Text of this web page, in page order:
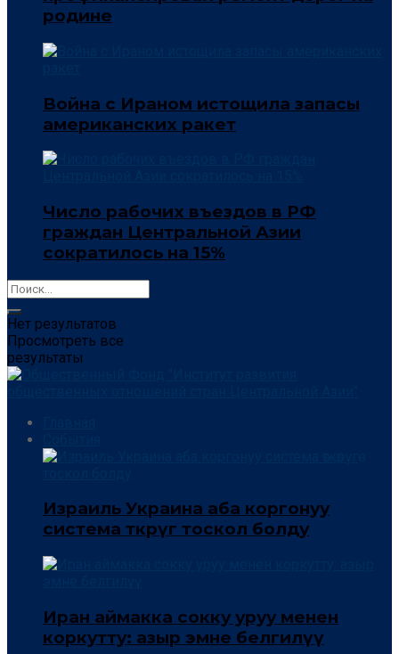
родине
Война с Ираном истощила запасы
американских ракет
Число рабочих въездов в РФ
граждан Центральной Азии
сократилось на 15%
Нет результатов
Просмотреть все
результаты
Израиль Украина аба коргонуу
система өткөрүгө тоскол болду
Иран аймакка сокку уруу менен
коркутту: азыр эмне белгилүү